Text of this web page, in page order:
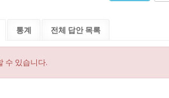
통계 전체 답안 목록
수 있습니다.